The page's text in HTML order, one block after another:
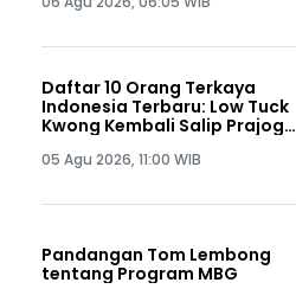
Daftar 10 Orang Terkaya
Indonesia Terbaru: Low Tuck
Kwong Kembali Salip Prajogo
05 Agu 2026, 11:00 WIB
Pandangan Tom Lembong
tentang Program MBG